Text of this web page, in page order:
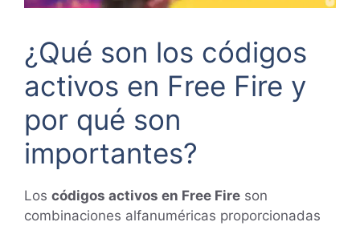
¿Qué son los códigos
activos en Free Fire y
por qué son
importantes?
Los códigos activos en Free Fire son
combinaciones alfanuméricas proporcionadas